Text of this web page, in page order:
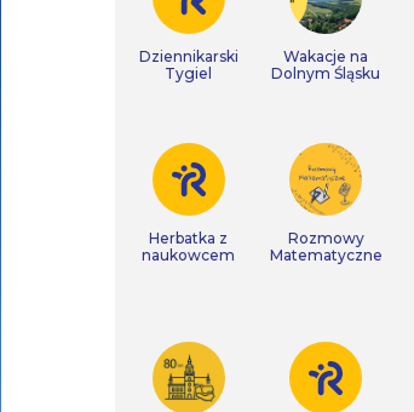
Dziennikarski
Tygiel
Wakacje na
Dolnym Śląsku
Herbatka z
naukowcem
Rozmowy
Matematyczne